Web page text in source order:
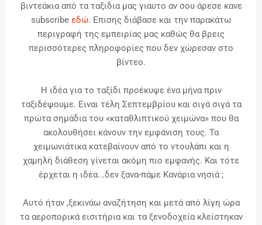
βιντεάκια από τα ταξιδια μας γιαυτο αν σου άρεσε κανε
subscribe εδώ. Επισης διάβασε και την παρακάτω
περιγραφή της εμπειρίας μας καθώς θα βρεις
περισσότερες πληροφορίες που δεν χώρεσαν στο
βίντεο.
Η ιδέα για το ταξίδι προέκυψε ένα μήνα πριν
ταξιδέψουμε. Ειναι τέλη Σεπτεμβρίου και σιγά σιγά τα
πρώτα σημάδια του «καταθλιπτικού χειμώνα» που θα
ακολουθήσει κάνουν την εμφάνιση τους. Τα
χειμωνιάτικα κατεβαίνουν από το ντουλάπι και η
χαμηλή διάθεση γίνεται ακόμη πιο εμφανής. Και τότε
έρχεται η ιδέα...δεν ξανα-πάμε Κανάρια νησιά ;
Αυτό ήταν ,ξεκινάω αναζήτηση και μετά από λίγη ώρα
τα αεροπορικά εισιτήρια και τα ξενοδοχεία κλείστηκαν